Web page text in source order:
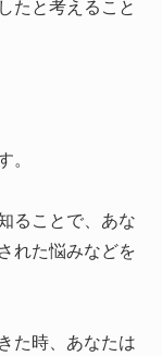
たと考えること
。
ることで、あな
れた悩みなどを
た時、あなたは